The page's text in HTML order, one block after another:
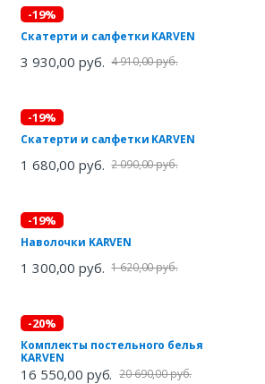
-19%
Скатерти и салфетки KARVEN
3 930,00 руб. 4 910,00 руб.
-19%
Скатерти и салфетки KARVEN
1 680,00 руб. 2 090,00 руб.
-19%
Наволочки KARVEN
1 300,00 руб. 1 620,00 руб.
-20%
Комплекты постельного белья
KARVEN
16 550,00 руб. 20 690,00 руб.